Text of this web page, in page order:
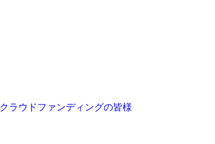
クラウドファンディングの皆様